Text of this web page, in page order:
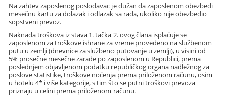
Na zahtev zaposlenog poslodavac je dužan da zaposlenom obezbedi
mesečnu kartu za dolazak i odlazak sa rada, ukoliko nije obezbedio
sopstveni prevoz.
Naknada troškova iz stava 1. tačka 2. ovog člana isplaćuje se
zaposlenom za troškove ishrane za vreme provedeno na službenom
putu u zemlji (dnevnice za službeno putovanje u zemlji), u visini od
5% prosečne mesečne zarade po zaposlenom u Republici, prema
poslednjem objavljenom podatku republičkog organa nadležnog za
poslove statistike, troškove noćenja prema priloženom računu, osim
u hotelu 4* i više kategorije, s tim što se putni troškovi prevoza
priznaju u celini prema priloženom računu.